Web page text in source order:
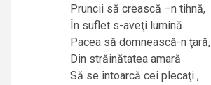
Pruncii să crească –n tihnă,
În suflet s-aveţi lumină .
Pacea să domnească-n ţară,
Din străinătatea amară
Să se întoarcă cei plecaţi ,